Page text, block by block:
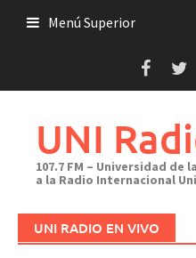
Menú Superior
UNI
107.7 FM – Universidad de
a la Radio Internacional
UNI RADIO EN VIVO